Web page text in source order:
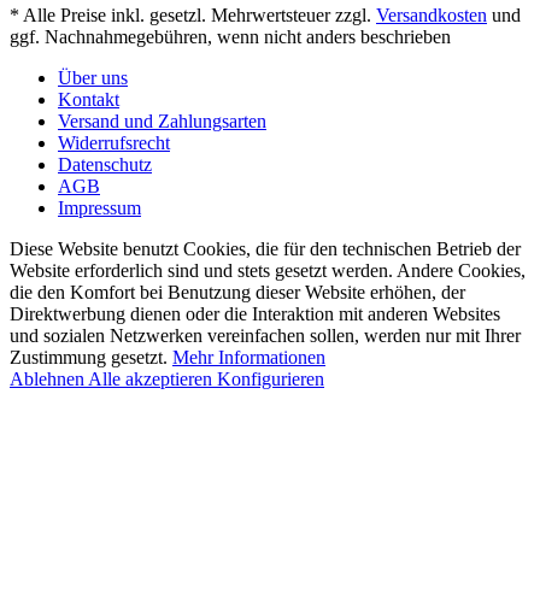
* Alle Preise inkl. gesetzl. Mehrwertsteuer zzgl. Versandkosten und
ggf. Nachnahmegebühren, wenn nicht anders beschrieben
Über uns
Kontakt
Versand und Zahlungsarten
Widerrufsrecht
Datenschutz
AGB
Impressum
Diese Website benutzt Cookies, die für den technischen Betrieb der
Website erforderlich sind und stets gesetzt werden. Andere Cookies,
die den Komfort bei Benutzung dieser Website erhöhen, der
Direktwerbung dienen oder die Interaktion mit anderen Websites
und sozialen Netzwerken vereinfachen sollen, werden nur mit Ihrer
Zustimmung gesetzt. Mehr Informationen
Ablehnen Alle akzeptieren Konfigurieren